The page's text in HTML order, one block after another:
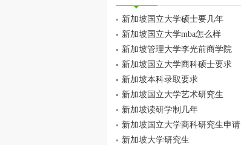
新加坡国立大学硕士要几年
新加坡国立大学mba怎么样
新加坡管理大学李光前商学院
新加坡国立大学商科硕士要求
新加坡本科录取要求
新加坡国立大学艺术研究生
新加坡读研学制几年
新加坡国立大学商科研究生申请
新加坡大学研究生